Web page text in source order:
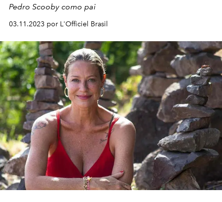
Pedro Scooby como pai
03.11.2023 por L'Officiel Brasil